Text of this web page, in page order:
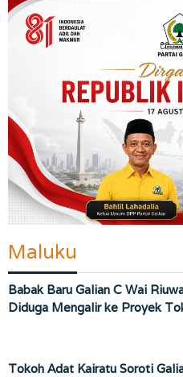
Maluku
Babak Baru Galian C Wai
Diduga Mengalir ke Proyek
Tokoh Adat Kairatu Soroti